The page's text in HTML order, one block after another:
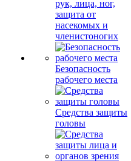
рук, лица, ног,
защита от
насекомых и
членистоногих
Безопасность
рабочего места
Средства защиты
головы